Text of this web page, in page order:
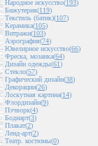
Народное искусство(193)
Бижутерия(119)
Текстиль (батик)(107)
Керамика(105)
Витражи(103)
Аэрография(74)
Ювелирное искусство(66)
Фреска, мозаика(64)
Дизайн одежды(61)
Стекло(57)
Графический дизайн(38)
Декорации(26)
Лоскутная картина(14)
Флордизайн(9)
Пэчворк(4)
Бодиарт(3)
Плакат(2)
Ленд-арт(2)
Театр. костюмы(0)